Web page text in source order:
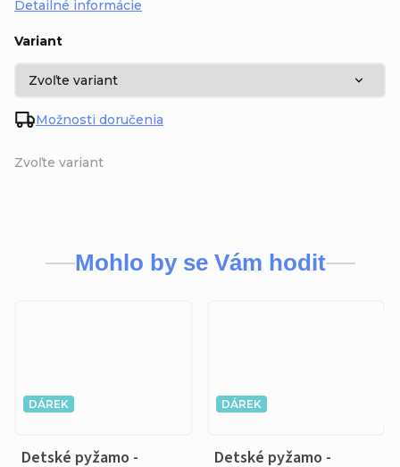
Zvoľte variant
Variant
Možnosti doručenia
Detailné informácie
Mohlo by se Vám hodit
DÁREK
Detské pyžamo -
DÁREK
Detské pyžamo -